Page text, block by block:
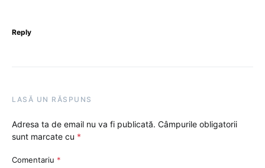
Reply
LASĂ UN RĂSPUNS
Adresa ta de email nu va fi publicată. Câmpurile obligatorii
sunt marcate cu *
Comentariu *